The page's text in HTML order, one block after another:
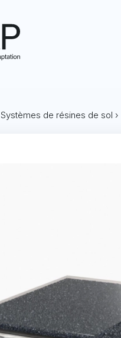
Systèmes de résines de sol ›